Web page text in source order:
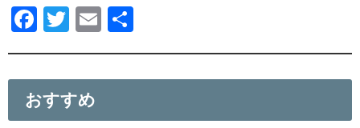
F
e
b
T
er
E
おすすめ